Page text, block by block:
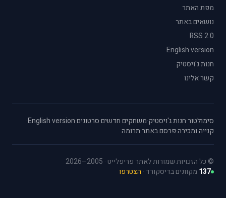
מפת האתר
נושאים באתר
RSS 2.0
English version
חנות ג'ויסטיק
קשר אלינו
סימולטור·חנות ג'ויסטיק·משחקים חדשים·סרטונים·
English version
·
קנייה ומכירה·פרסם באתר·תרומה
© כל הזכויות שמורות לאתר פריפלייט · 2005–2026
137 מקוונים בדיסקורד · הצטרפו